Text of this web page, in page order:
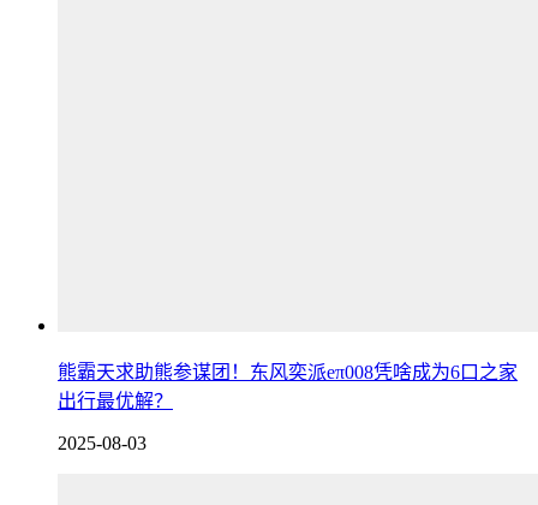
熊霸天求助熊参谋团！东风奕派eπ008凭啥成为6口之家
出行最优解？
2025-08-03